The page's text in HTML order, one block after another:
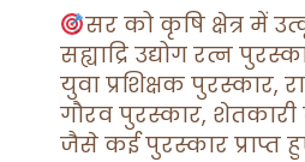
सर को कृषि क्षेत्र में
सह्याद्रि उद्योग रत्न
युवा प्रशिक्षक पुरस्कार,
गौरव पुरस्कार, शेतकारी
जैसे कई पुरस्कार प्राप्त